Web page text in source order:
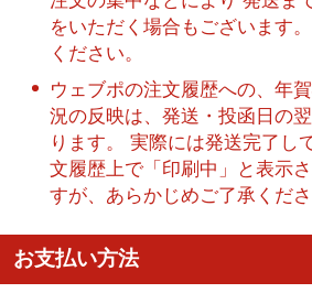
をいただく場合もございます
ください。
ウェブポの注文履歴への、年
況の反映は、発送・投函日の
ります。 実際には発送完了し
文履歴上で「印刷中」と表示
すが、あらかじめご了承くださ
お支払い方法